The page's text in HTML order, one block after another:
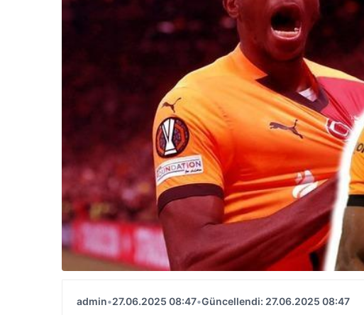
admin•27.06.2025 08:47•Güncellendi: 27.06.2025 08:47